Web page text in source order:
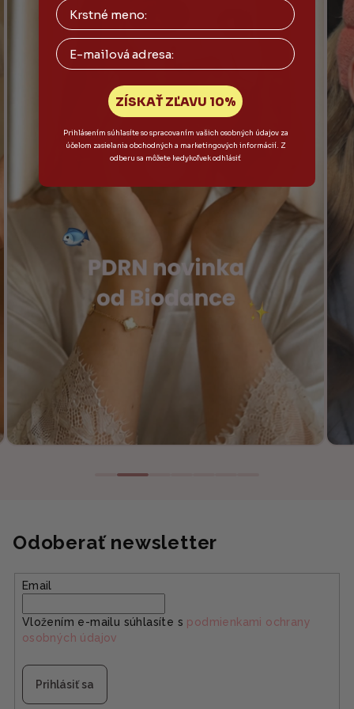
Odoberať newsletter
Email
Vložením e-mailu súhlasíte s podmienkami ochrany
osobných údajov
Prihlásiť sa
Email
ZÍSKAŤ ZĽAVU 10%
Prihlásením súhlasíte so spracovaním vašich osobných údajov za
účelom zasielania obchodných a marketingových informácií. Z
odberu sa môžete kedykoľvek odhlásiť